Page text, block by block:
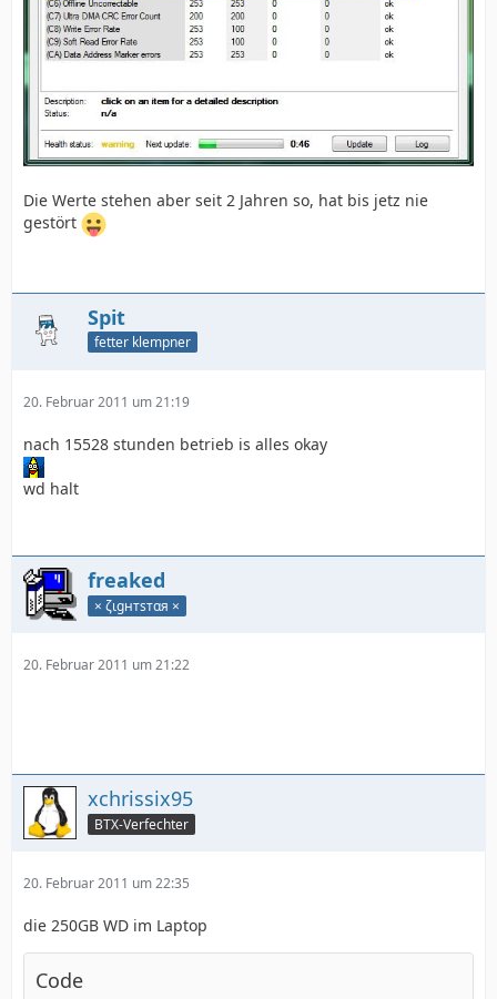
Die Werte stehen aber seit 2 Jahren so, hat bis jetz nie
gestört
Spit
fetter klempner
20. Februar 2011 um 21:19
nach 15528 stunden betrieb is alles okay
wd halt
freaked
× ζιgнтѕтαя ×
20. Februar 2011 um 21:22
xchrissix95
BTX-Verfechter
20. Februar 2011 um 22:35
die 250GB WD im Laptop
Code